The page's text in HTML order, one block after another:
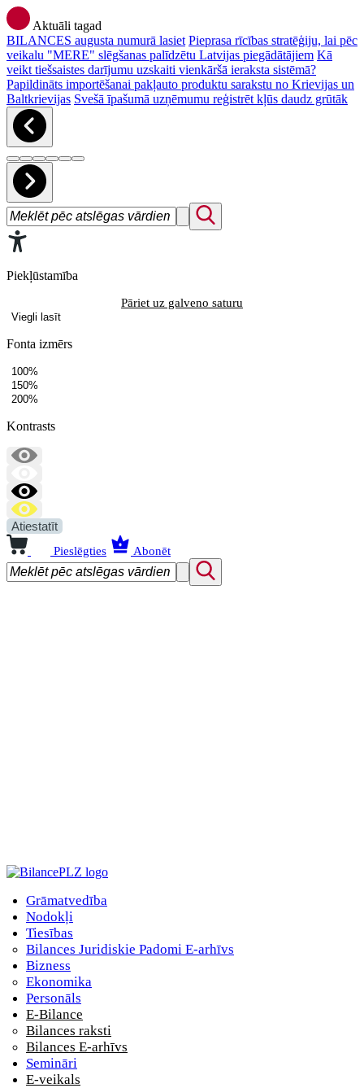
Aktuāli tagad
BILANCES augusta numurā lasiet Pieprasa rīcības stratēģiju, lai pēc
veikalu "MERE" slēgšanas palīdzētu Latvijas piegādātājiem Kā
veikt tiešsaistes darījumu uzskaiti vienkāršā ieraksta sistēmā?
Papildināts importēšanai pakļauto produktu sarakstu no Krievijas un
Baltkrievijas Svešā īpašumā uzņēmumu reģistrēt kļūs daudz grūtāk
Piekļūstamība
Pāriet uz galveno saturu
Viegli lasīt
Fonta izmērs
100%
150%
200%
Kontrasts
Atiestatīt
Pieslēgties Abonēt
Grāmatvedība
Nodokļi
Tiesības
Bilances Juridiskie Padomi E-arhīvs
Bizness
Ekonomika
Personāls
E-Bilance
Bilances raksti
Bilances E-arhīvs
Semināri
E-veikals